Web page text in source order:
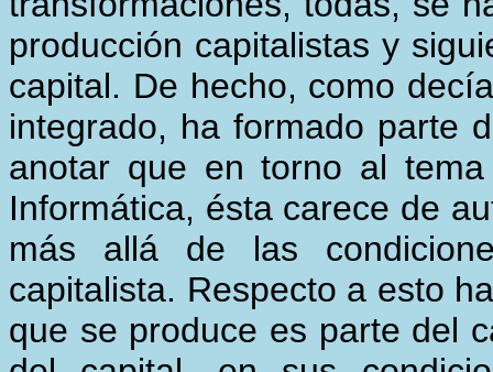
producción capitalistas y
capital. De hecho, como
integrado, ha formado parte
anotar que en torno al
Informática, ésta carece de
más allá de las
capitalista. Respecto a esto
que se produce es parte del